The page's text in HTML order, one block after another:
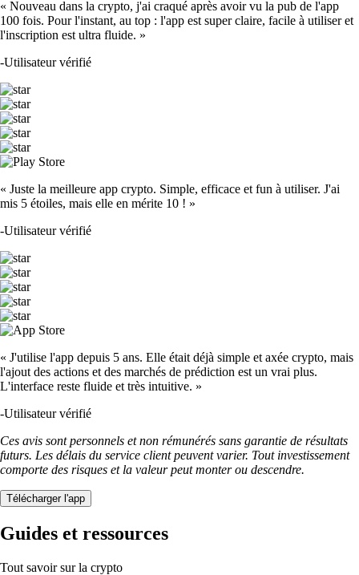
« Nouveau dans la crypto, j'ai craqué après avoir vu la pub de l'app
100 fois. Pour l'instant, au top : l'app est super claire, facile à utiliser et
l'inscription est ultra fluide. »
-Utilisateur vérifié
« Juste la meilleure app crypto. Simple, efficace et fun à utiliser. J'ai
mis 5 étoiles, mais elle en mérite 10 ! »
-Utilisateur vérifié
« J'utilise l'app depuis 5 ans. Elle était déjà simple et axée crypto, mais
l'ajout des actions et des marchés de prédiction est un vrai plus.
L'interface reste fluide et très intuitive. »
-Utilisateur vérifié
Ces avis sont personnels et non rémunérés sans garantie de résultats
futurs. Les délais du service client peuvent varier. Tout investissement
comporte des risques et la valeur peut monter ou descendre.
Télécharger l'app
Guides et ressources
Tout savoir sur la crypto